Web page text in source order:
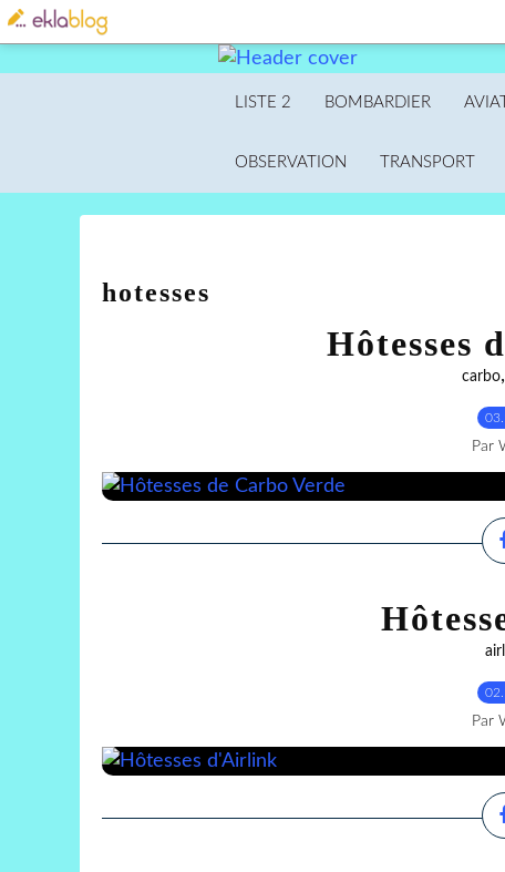
LISTE 2 BOMBARDIER
OBSERVATION TRANSPORT
hotesses
Hôtesses
carbo,
Par
Par